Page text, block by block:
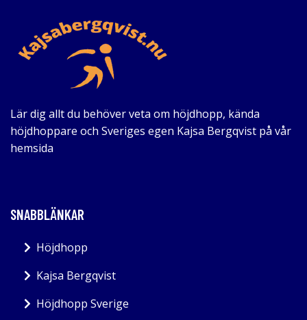
Lär dig allt du behöver veta om höjdhopp, kända
höjdhoppare och Sveriges egen Kajsa Bergqvist på vår
hemsida
SNABBLÄNKAR
Höjdhopp
Kajsa Bergqvist
Höjdhopp Sverige